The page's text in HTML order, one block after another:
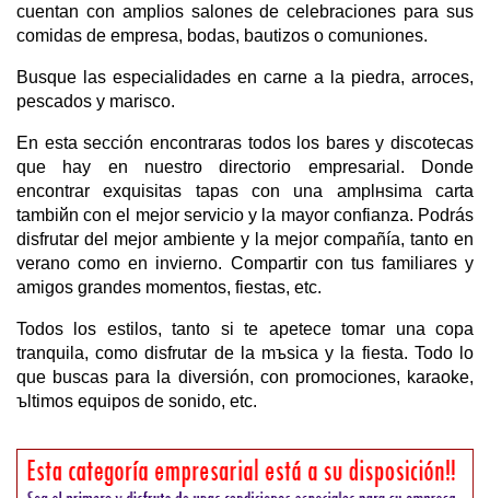
cuentan con amplios salones de celebraciones para sus
comidas de empresa, bodas, bautizos o comuniones.
Busque las especialidades en carne a la piedra, arroces,
pescados y marisco.
En esta sección encontraras todos los bares y discotecas
que hay en nuestro directorio empresarial. Donde
encontrar exquisitas tapas con una amplнsima carta
tambiйn con el mejor servicio y la mayor confianza. Podrás
disfrutar del mejor ambiente y la mejor compañía, tanto en
verano como en invierno. Compartir con tus familiares y
amigos grandes momentos, fiestas, etc.
Todos los estilos, tanto si te apetece tomar una copa
tranquila, como disfrutar de la mъsica y la fiesta. Todo lo
que buscas para la diversión, con promociones, karaoke,
ъltimos equipos de sonido, etc.